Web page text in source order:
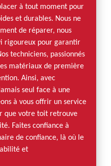
à tout moment pour
et durables. Nous ne
de réparer, nous
rigoureux pour garantir
techniciens, passionnés
matériaux de première
Ainsi, avec
seul face à une
à vous offrir un service
que votre toit retrouve
Faites confiance à
de confiance, là où le
et